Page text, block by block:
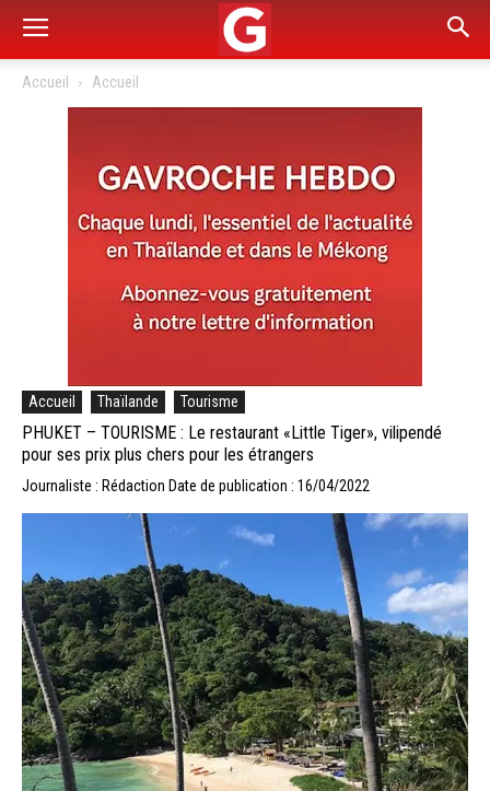
Accueil Accueil
Accueil Thaïlande Tourisme
PHUKET – TOURISME : Le restaurant «Little Tiger», vilipendé
pour ses prix plus chers pour les étrangers
Journaliste : Rédaction Date de publication : 16/04/2022